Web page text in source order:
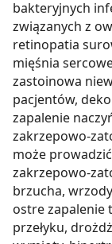
bakteryjnych
związanych z
retinopatia
mięśnia
zastoinowa
pacjentów,
zapalenie
zakrzepowo-
może
zakrzepowo-
brzucha,
ostre zapalenie
przełyku,